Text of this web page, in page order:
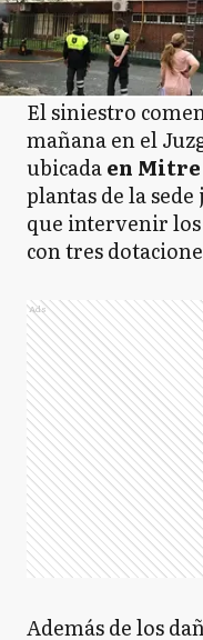
El siniestro
mañana en el
ubicadaen Mitre
plantas de la
que intervenir
con tres
Ads
Además de los